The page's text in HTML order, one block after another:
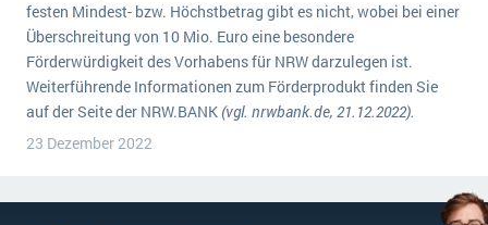
festen Mindest- bzw. Höchstbetrag gibt es nicht, wobei bei einer
Überschreitung von 10 Mio. Euro eine besondere
Förderwürdigkeit des Vorhabens für NRW darzulegen ist.
Weiterführende Informationen zum Förderprodukt finden Sie
auf der Seite der NRW.BANK (vgl. nrwbank.de, 21.12.2022).
23 Dezember 2022